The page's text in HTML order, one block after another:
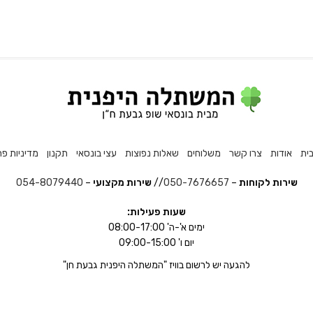
אודות צרו קשר משלוחים שאלות נפוצות עצי בונסאי תקנון מדיניות
שירות לקוחות –
050-7676657
//שירות מקצועי –
054-8079440
שעות פעילות:
ימים א'-ה' 08:00-17:00
יום ו' 09:00-15:00
להגעה יש לרשום בוויז "המשתלה היפנית גבעת חן"